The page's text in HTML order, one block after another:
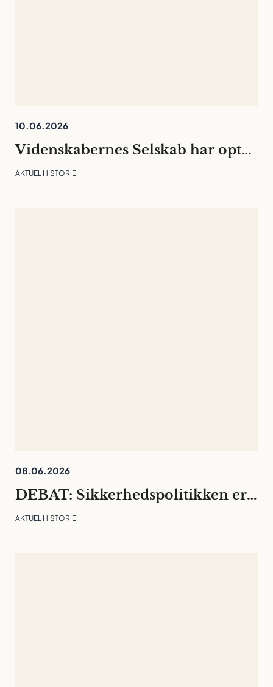
10.06.2026
Videnskabernes Selskab har optaget 30 nye medlemmer
AKTUEL HISTORIE
08.06.2026
DEBAT: Sikkerhedspolitikken er rykket ind på universiteterne. Det må ikke kvæle den fri og langsigtede forskning
AKTUEL HISTORIE